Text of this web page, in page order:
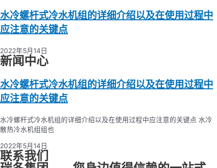
水冷螺杆式冷水机组的详细介绍以及在使用过程中
应注意的关键点
2022年5月14日
新闻中心
水冷螺杆式冷水机组的详细介绍以及在使用过程中
应注意的关键点
水冷螺杆式冷水机组的详细介绍以及在使用过程中应注意的关键点 水冷
散热冷水机组组也
2022年5月14日
联系我们